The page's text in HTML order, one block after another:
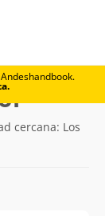
cercana: Los